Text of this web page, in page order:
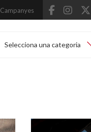
Campanyes
Selecciona una categoria